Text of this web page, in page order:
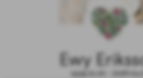
Ewy
1939.01.20 - 2026.04.27